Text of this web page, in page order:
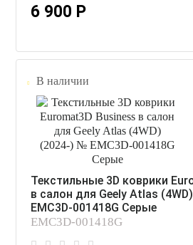
6 900 Р
В наличии
Текстильные 3D коврики
в салон для Geely Atlas
EMC3D-001418G Серые
EMC3D-001418G